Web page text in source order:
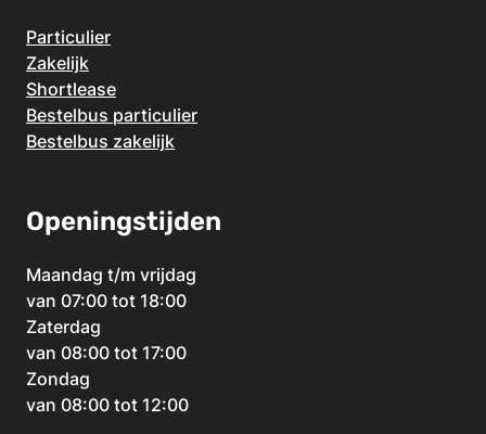
Particulier
Zakelijk
Shortlease
Bestelbus particulier
Bestelbus zakelijk
Openingstijden
Maandag t/m vrijdag
van 07:00 tot 18:00
Zaterdag
van 08:00 tot 17:00
Zondag
van 08:00 tot 12:00